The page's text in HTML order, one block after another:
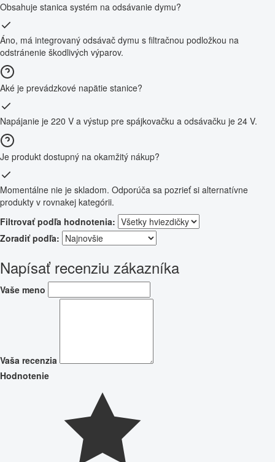
Obsahuje stanica systém na odsávanie dymu?
Áno, má integrovaný odsávač dymu s filtračnou podložkou na
odstránenie škodlivých výparov.
Aké je prevádzkové napätie stanice?
Napájanie je 220 V a výstup pre spájkovačku a odsávačku je 24 V.
Je produkt dostupný na okamžitý nákup?
Momentálne nie je skladom. Odporúča sa pozrieť si alternatívne
produkty v rovnakej kategórii.
Filtrovať podľa hodnotenia:
Zoradiť podľa:
Napísať recenziu zákazníka
Vaše meno
Vaša recenzia
Hodnotenie